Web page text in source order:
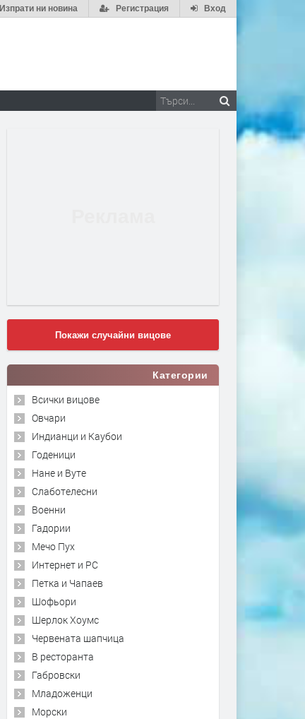
Вход
Регистрация
Изпрати ни новина
Покажи случайни вицове
Категории
Всички вицове
Овчари
Индианци и Каубои
Годеници
Нане и Вуте
Слаботелесни
Военни
Гадории
Мечо Пух
Интернет и PC
Петка и Чапаев
Шофьори
Шерлок Хоумс
Червената шапчица
В ресторанта
Габровски
Младоженци
Морски